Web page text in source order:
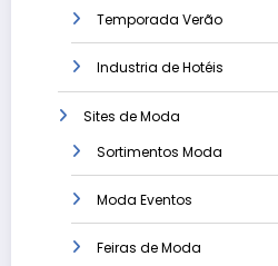
Temporada Verão
Industria de Hotéis
Sites de Moda
Sortimentos Moda
Moda Eventos
Feiras de Moda